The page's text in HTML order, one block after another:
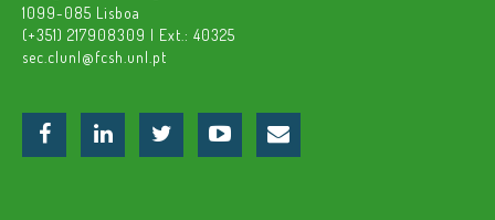
1099-085 Lisboa
(+351) 217908309 | Ext.: 40325
sec.clunl@fcsh.unl.pt